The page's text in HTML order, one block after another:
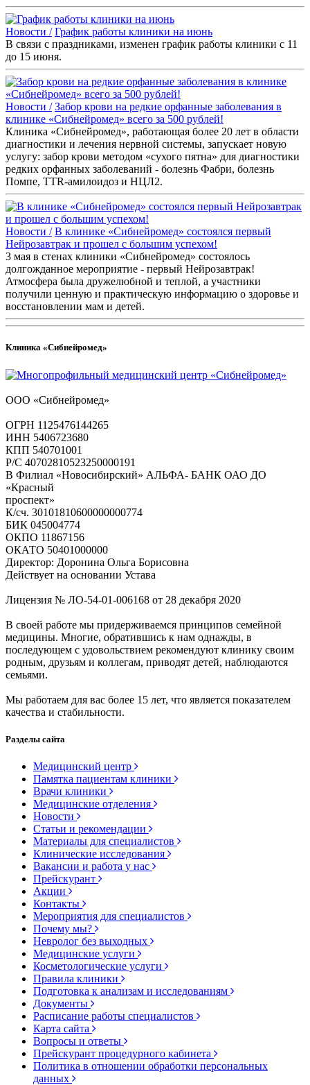
Новости / График работы клиники на июнь
В связи с праздниками, изменен график работы клиники с 11
до 15 июня.
Новости / Забор крови на редкие орфанные заболевания в
клинике «Сибнейромед» всего за 500 рублей!
Клиника «Сибнейромед», работающая более 20 лет в области
диагностики и лечения нервной системы, запускает новую
услугу: забор крови методом «сухого пятна» для диагностики
редких орфанных заболеваний - болезнь Фабри, болезнь
Помпе, TTR-амилоидоз и НЦЛ2.
Новости / В клинике «Сибнейромед» состоялся первый
Нейрозавтрак и прошел с большим успехом!
3 мая в стенах клиники «Сибнейромед» состоялось
долгожданное мероприятие - первый Нейрозавтрак!
Атмосфера была дружелюбной и теплой, а участники
получили ценную и практическую информацию о здоровье и
восстановлении мам и детей.
Клиника «Сибнейромед»
ООО «Сибнейромед»
ОГРН 1125476144265
ИНН 5406723680
КПП 540701001
Р/С 40702810523250000191
В Филиал «Новосибирский» АЛЬФА- БАНК ОАО ДО
«Красный
проспект»
К/сч. 30101810600000000774
БИК 045004774
ОКПО 11867156
ОКАТО 50401000000
Директор: Доронина Ольга Борисовна
Действует на основании Устава
Лицензия № ЛО-54-01-006168 от 28 декабря 2020
В своей работе мы придерживаемся принципов семейной
медицины. Многие, обратившись к нам однажды, в
последующем с удовольствием рекомендуют клинику своим
родным, друзьям и коллегам, приводят детей, наблюдаются
семьями.
Мы работаем для вас более 15 лет, что является показателем
качества и стабильности.
Разделы сайта
Медицинский центр
Памятка пациентам клиники
Врачи клиники
Медицинские отделения
Новости
Статьи и рекомендации
Материалы для специалистов
Клинические исследования
Вакансии и работа у нас
Прейскурант
Акции
Контакты
Мероприятия для специалистов
Почему мы?
Невролог без выходных
Медицинские услуги
Косметологические услуги
Правила клиники
Подготовка к анализам и исследованиям
Документы
Расписание работы специалистов
Карта сайта
Вопросы и ответы
Прейскурант процедурного кабинета
Политика в отношении обработки персональных
данных